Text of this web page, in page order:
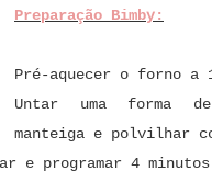
Preparação Bimby:
Pré-aquecer o forno a
Untar uma forma
manteiga e polvilhar
e programar 4